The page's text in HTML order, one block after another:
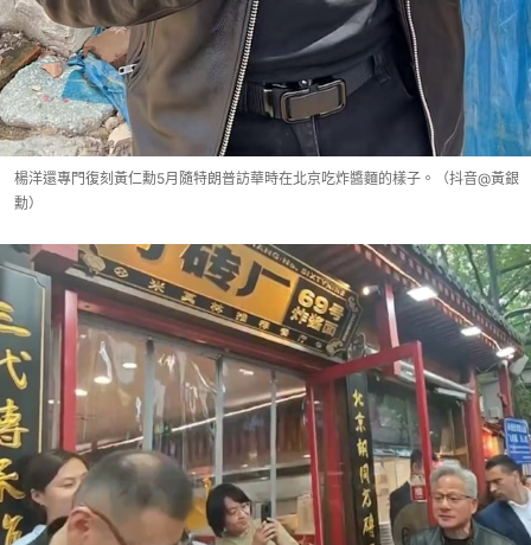
楊洋還專門復刻黃仁勳5月隨特朗普訪華時在北京吃炸醬麵的樣子。（抖音@黃銀
勳）